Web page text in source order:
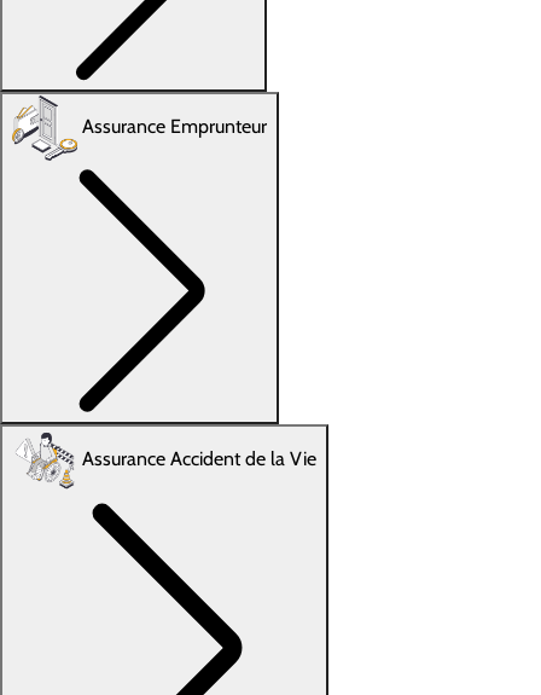
Assurance Emprunteur
Assurance Accident de la Vie